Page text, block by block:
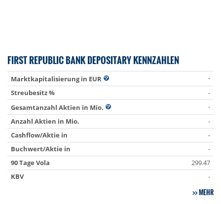
FIRST REPUBLIC BANK DEPOSITARY KENNZAHLEN
Marktkapitalisierung in EUR
-
Streubesitz %
-
Gesamtanzahl Aktien in Mio.
-
Anzahl Aktien in Mio.
-
Cashflow/Aktie in
-
Buchwert/Aktie in
-
90 Tage Vola
299.47
KBV
-
MEHR